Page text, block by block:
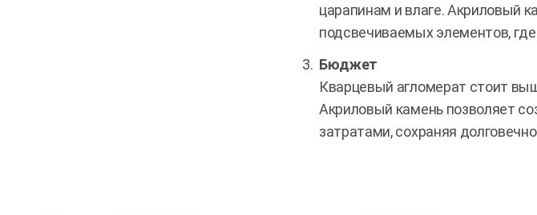
царапинам и влаге. Акриловый
подсвечиваемых элементов,
Бюджет
Кварцевый агломерат стоит
Акриловый камень позволяет
затратами, сохраняя